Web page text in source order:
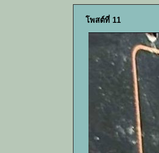
โพสต์ที่ 11